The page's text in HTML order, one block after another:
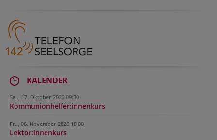
KALENDER
Sa.., 17. Oktober 2026 09:30
Kommunionhelfer:innenkurs
Fr.., 06. November 2026 18:00
Lektor:innenkurs